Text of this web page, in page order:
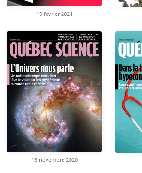
19 février 2021
13 novembre 2020